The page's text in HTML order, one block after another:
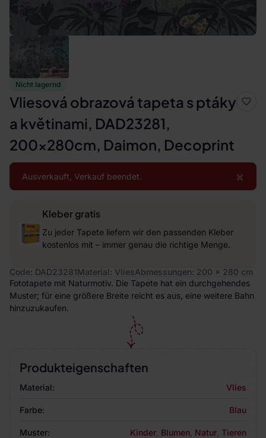
Nicht lagernd
Vliesová obrazová tapeta s ptáky
a květinami, DAD23281,
200x280cm, Daimon, Decoprint
×
Ausverkauft, Verkauf beendet.
Kleber gratis
Zu jeder Tapete liefern wir den passenden Kleber
kostenlos mit – immer genau die richtige Menge.
Code: DAD23281Material: VliesAbmessungen: 200 x 280 cm
Fototapete mit Naturmotiv. Die Tapete hat ein durchgehendes
Muster; für eine größere Breite reicht es aus, eine weitere Bahn
hinzuzukaufen.
Produkteigenschaften
Material: Vlies
Farbe: Blau
Muster: Kinder Blumen Natur Tieren